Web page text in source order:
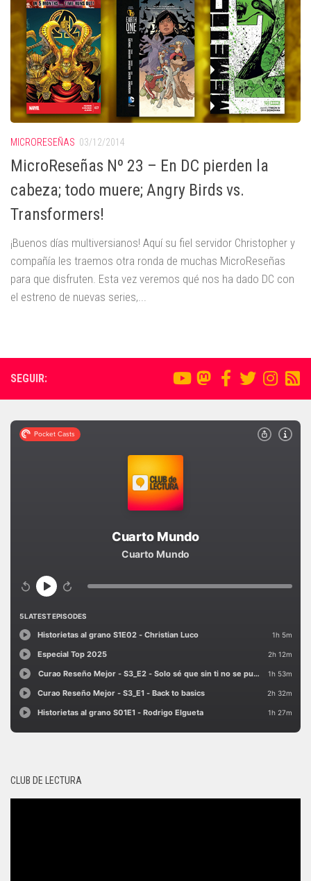
MICRORESEÑAS 03/12/2014
MicroReseñas Nº 23 – En DC pierden la
cabeza; todo muere; Angry Birds vs.
Transformers!
¡Buenos días multiversianos! Aquí su fiel servidor Christopher y
compañía les traemos otra ronda de muchas MicroReseñas
para que disfruten. Esta vez veremos qué nos ha dado DC con
el estreno de nuevas series,...
SEGUIR:
CLUB DE LECTURA